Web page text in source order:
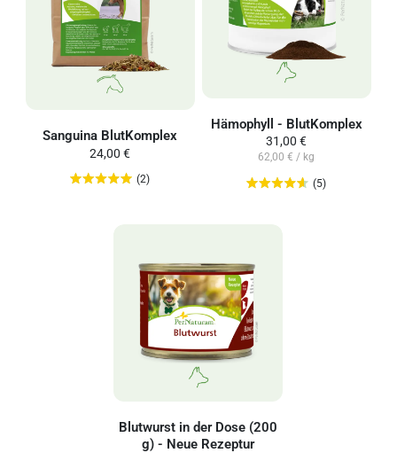
Sanguina BlutKomplex
24,00 €
(2)
Hämophyll - BlutKomplex
31,00 €
62,00 € / kg
(5)
Blutwurst in der Dose (200
g) - Neue Rezeptur